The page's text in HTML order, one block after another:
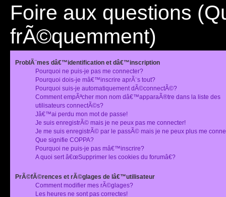
Foire aux questions
frÃ©quemment)
ProblÃ¨mes dâ€™identification et dâ€™inscription
Pourquoi ne puis-je pas me connecter?
Pourquoi dois-je mâ€™inscrire aprÃ¨s tout?
Pourquoi suis-je automatiquement dÃ©connectÃ©?
Comment empÃªcher mon nom dâ€™apparaÃ®tre dans la liste des
utilisateurs connectÃ©s?
Jâ€™ai perdu mon mot de passe!
Je suis enregistrÃ© mais je ne peux pas me connecter!
Je me suis enregistrÃ© par le passÃ© mais je ne peux plus me
Que signifie COPPA?
Pourquoi ne puis-je pas mâ€™inscrire?
A quoi sert â€œSupprimer les cookies du forumâ€?
PrÃ©fÃ©rences et rÃ©glages de lâ€™utilisateur
Comment modifier mes rÃ©glages?
Les heures ne sont pas correctes!